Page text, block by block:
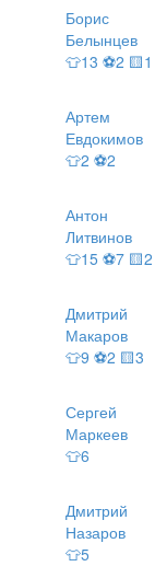
Борис
Белынцев
👕13 ⚽2 🟨1
Артем
Евдокимов
👕2 ⚽2
Антон
Литвинов
👕15 ⚽7 🟨2
Дмитрий
Макаров
👕9 ⚽2 🟨3
Сергей
Маркеев
👕6
Дмитрий
Назаров
👕5